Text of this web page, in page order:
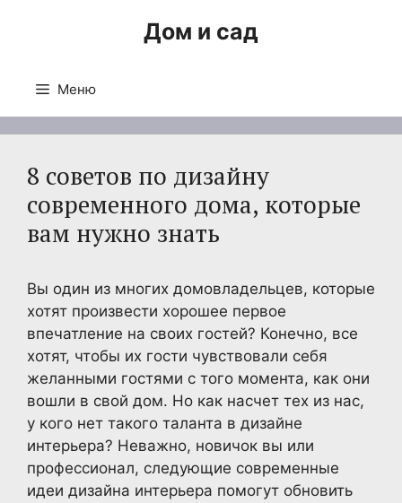
Дом и сад
Меню
8 советов по дизайну
современного дома, которые
вам нужно знать
Вы один из многих домовладельцев, которые
хотят произвести хорошее первое
впечатление на своих гостей? Конечно, все
хотят, чтобы их гости чувствовали себя
желанными гостями с того момента, как они
вошли в свой дом. Но как насчет тех из нас,
у кого нет такого таланта в дизайне
интерьера? Неважно, новичок вы или
профессионал, следующие современные
идеи дизайна интерьера помогут обновить